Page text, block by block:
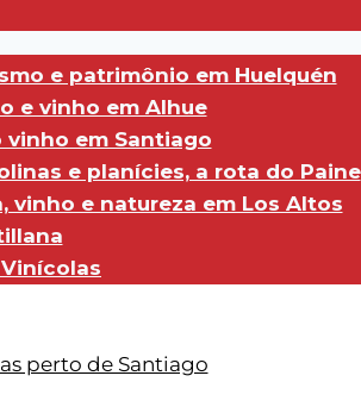
e patrimônio em Huelquén
e vinho em Alhue
vinho em Santiago
e planícies, a rota do Paine
vinho e natureza em Los Altos
perto de Santiago